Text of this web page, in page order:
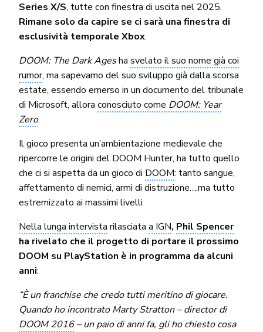
Series X/S, tutte con finestra di uscita nel 2025.
Rimane solo da capire se ci sarà una finestra di
esclusività temporale Xbox.
DOOM: The Dark Ageshasvelato il suo nome già coi
rumor, ma sapevamo del suo sviluppo già dalla scorsa
estate, essendo emerso in un documento del tribunale
di Microsoft, alloraconosciuto come DOOM: Year
Zero.
Il gioco presenta un’ambientazione medievale che
ripercorre le origini del DOOM Hunter, ha tutto quello
che ci si aspetta da un gioco di DOOM: tanto sangue,
affettamento di nemici, armi di distruzione….ma tutto
estremizzato ai massimi livelli
Nella lunga intervista rilasciataa IGN, Phil Spencer
ha rivelato che il progetto di portare il prossimo
DOOM su PlayStation è in programma da alcuni
anni:
“È un franchise che credo tutti meritino di giocare.
Quando ho incontrato Marty Stratton – director di
DOOM 2016– un paio di anni fa, gli ho chiesto cosa